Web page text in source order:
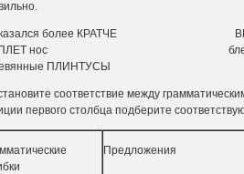
более КРАТЧЕ
нос
ПЛИНТУСЫ
соответствие между
первого столбца подберите
Предложения